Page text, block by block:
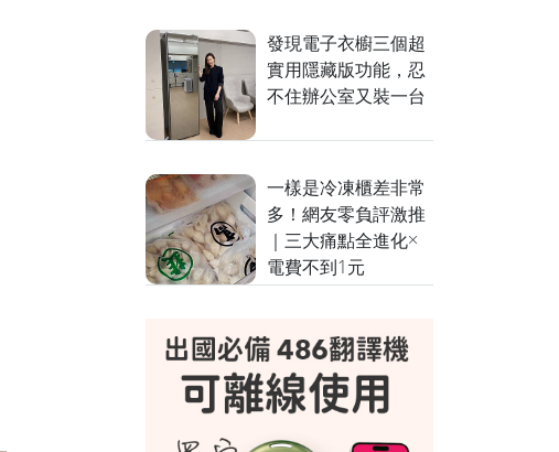
發現電子衣櫥三個超
實用隱藏版功能，忍
不住辦公室又裝一台
一樣是冷凍櫃差非常
多！網友零負評激推
｜三大痛點全進化×
電費不到1元